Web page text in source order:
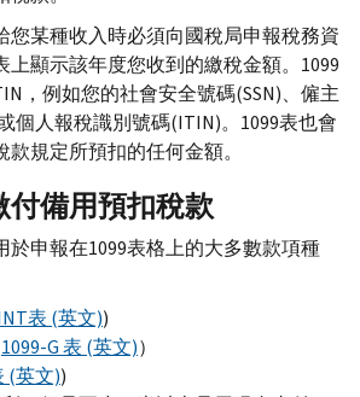
您某種收入時必須向國稅局申報稅務資
上顯示該年度您收到的繳稅金額。1099
，例如您的社會安全號碼(SSN)、僱主
個人報稅識別號碼(ITIN)。1099表也會
規定所預扣的任何金額。
付備用預扣稅款
於申報在1099表格上的大多數款項種
表 (英文))
1099-G表 (英文)）
(英文))